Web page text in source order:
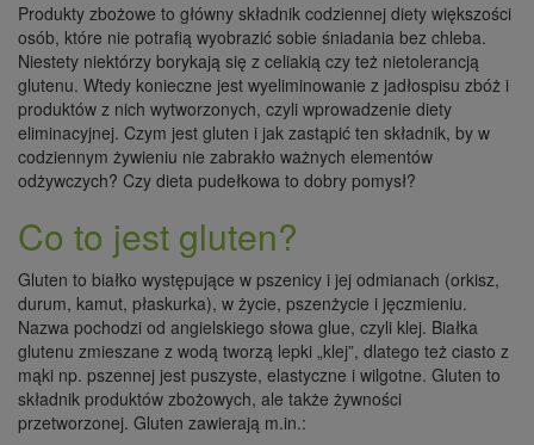
Produkty zbożowe to główny składnik codziennej diety większości
osób, które nie potrafią wyobrazić sobie śniadania bez chleba.
Niestety niektórzy borykają się z celiakią czy też nietolerancją
glutenu. Wtedy konieczne jest wyeliminowanie z jadłospisu zbóż i
produktów z nich wytworzonych, czyli wprowadzenie diety
eliminacyjnej. Czym jest gluten i jak zastąpić ten składnik, by w
codziennym żywieniu nie zabrakło ważnych elementów
odżywczych? Czy dieta pudełkowa to dobry pomysł?
Co to jest gluten?
Gluten to białko występujące w pszenicy i jej odmianach (orkisz,
durum, kamut, płaskurka), w życie, pszenżycie i jęczmieniu.
Nazwa pochodzi od angielskiego słowa glue, czyli klej. Białka
glutenu zmieszane z wodą tworzą lepki „klej”, dlatego też ciasto z
mąki np. pszennej jest puszyste, elastyczne i wilgotne. Gluten to
składnik produktów zbożowych, ale także żywności
przetworzonej. Gluten zawierają m.in.: